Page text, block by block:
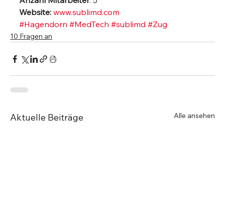
Website: www.sublimd.com
#Hagendorn #MedTech #sublimd #Zug
10 Fragen an
Aktuelle Beiträge Alle ansehen